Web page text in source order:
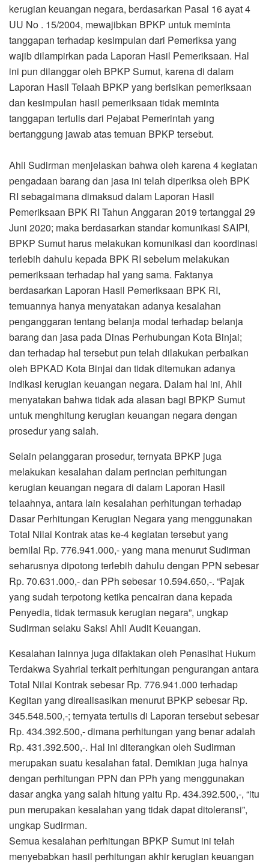
kerugian keuangan negara, berdasarkan Pasal 16 ayat 4
UU No . 15/2004, mewajibkan BPKP untuk meminta
tanggapan terhadap kesimpulan dari Pemeriksa yang
wajib dilampirkan pada Laporan Hasil Pemeriksaan. Hal
ini pun dilanggar oleh BPKP Sumut, karena di dalam
Laporan Hasil Telaah BPKP yang berisikan pemeriksaan
dan kesimpulan hasil pemeriksaan tidak meminta
tanggapan tertulis dari Pejabat Pemerintah yang
bertanggung jawab atas temuan BPKP tersebut.
Ahli Sudirman menjelaskan bahwa oleh karena 4 kegiatan
pengadaan barang dan jasa ini telah diperiksa oleh BPK
RI sebagaimana dimaksud dalam Laporan Hasil
Pemeriksaan BPK RI Tahun Anggaran 2019 tertanggal 29
Juni 2020; maka berdasarkan standar komunikasi SAIPI,
BPKP Sumut harus melakukan komunikasi dan koordinasi
terlebih dahulu kepada BPK RI sebelum melakukan
pemeriksaan terhadap hal yang sama. Faktanya
berdasarkan Laporan Hasil Pemeriksaan BPK RI,
temuannya hanya menyatakan adanya kesalahan
penganggaran tentang belanja modal terhadap belanja
barang dan jasa pada Dinas Perhubungan Kota Binjai;
dan terhadap hal tersebut pun telah dilakukan perbaikan
oleh BPKAD Kota Binjai dan tidak ditemukan adanya
indikasi kerugian keuangan negara. Dalam hal ini, Ahli
menyatakan bahwa tidak ada alasan bagi BPKP Sumut
untuk menghitung kerugian keuangan negara dengan
prosedur yang salah.
Selain pelanggaran prosedur, ternyata BPKP juga
melakukan kesalahan dalam perincian perhitungan
kerugian keuangan negara di dalam Laporan Hasil
telaahnya, antara lain kesalahan perhitungan terhadap
Dasar Perhitungan Kerugian Negara yang menggunakan
Total Nilai Kontrak atas ke-4 kegiatan tersebut yang
bernilai Rp. 776.941.000,- yang mana menurut Sudirman
seharusnya dipotong terlebih dahulu dengan PPN sebesar
Rp. 70.631.000,- dan PPh sebesar 10.594.650,-. “Pajak
yang sudah terpotong ketika pencairan dana kepada
Penyedia, tidak termasuk kerugian negara”, ungkap
Sudirman selaku Saksi Ahli Audit Keuangan.
Kesalahan lainnya juga difaktakan oleh Penasihat Hukum
Terdakwa Syahrial terkait perhitungan pengurangan antara
Total Nilai Kontrak sebesar Rp. 776.941.000 terhadap
Kegitan yang direalisasikan menurut BPKP sebesar Rp.
345.548.500,-; ternyata tertulis di Laporan tersebut sebesar
Rp. 434.392.500,- dimana perhitungan yang benar adalah
Rp. 431.392.500,-. Hal ini diterangkan oleh Sudirman
merupakan suatu kesalahan fatal. Demikian juga halnya
dengan perhitungan PPN dan PPh yang menggunakan
dasar angka yang salah hitung yaitu Rp. 434.392.500,-, “itu
pun merupakan kesalahan yang tidak dapat ditoleransi”,
ungkap Sudirman.
Semua kesalahan perhitungan BPKP Sumut ini telah
menyebabkan hasil perhitungan akhir kerugian keuangan